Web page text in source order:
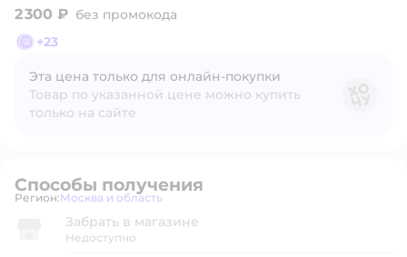
2 300 ₽ без промокода
+23
Эта цена только для онлайн‑покупки
Товар по указанной цене можно купить
только на сайте
Способы получения
Регион: Выбор адреса доставки.
Москва и область
Забрать в магазине
Недоступно